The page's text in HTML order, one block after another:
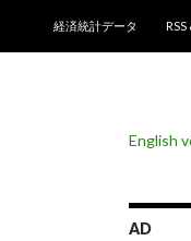
経済統計データ
RSS
English
AD